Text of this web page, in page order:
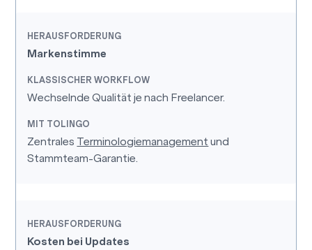
Markenstimme
Wechselnde Qualität je nach Freelancer.
Zentrales Terminologiemanagement und
Stammteam-Garantie.
Kosten bei Updates